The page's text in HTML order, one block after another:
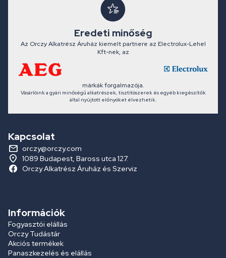
Eredeti minőség
Az Orczy Alkatrész Áruház kiemelt partnere az Electrolux-Lehel
Kft-nek, az
márkák forgalmazója.
Vásárlóink a gyári minőségű alkatrészek, tisztítószerek és egyéb kiegészítők
által nyújtott előnyöket élvezhetik.
Kapcsolat
orczy@orczy.com
1089 Budapest, Baross utca 127.
Orczy Alkatrész Áruház és Szerviz
Információk
Fogyasztói elállás
Orczy Tudástár
Akciós termékek
Panaszkezelés és elállás